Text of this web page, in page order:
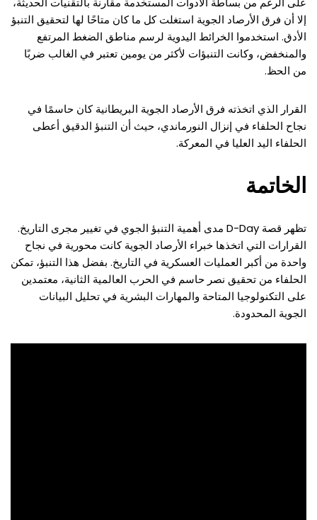
إلا أن فرق الأرصاد الجوية استغلت كل ما كان متاحًا لها لتحقيق التنبؤ
الأدق. استخدموا الخرائط اليدوية لرسم مناطق الضغط المرتفع
والمنخفض، وكانت التنبؤات لأكثر من يومين تعتبر في الغالب ضربًا
من الحظ.
القرار الذي اتخذته فرق الأرصاد الجوية البريطانية كان حاسمًا في
نجاح الحلفاء في إنزال النورماندي، حيث أن التنبؤ الدقيق أعطى
الحلفاء اليد العليا في المعركة.
الخاتمة
تظهر قصة D-Day مدى أهمية التنبؤ الجوي في تغيير مجرى التاريخ.
القرارات التي اتخذها خبراء الأرصاد الجوية كانت محورية في نجاح
واحدة من أكبر العمليات العسكرية في التاريخ. بفضل هذا التنبؤ، تمكن
الحلفاء من تحقيق نصر حاسم في الحرب العالمية الثانية، معتمدين
على التكنولوجيا المتاحة والمهارات البشرية في تحليل البيانات
الجوية المحدودة.